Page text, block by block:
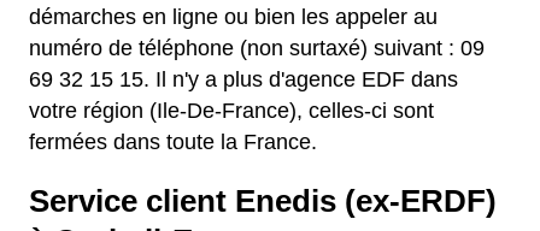
démarches en ligne ou bien les appeler au
numéro de téléphone (non surtaxé) suivant : 09
69 32 15 15. Il n'y a plus d'agence EDF dans
votre région (Ile-De-France), celles-ci sont
fermées dans toute la France.
Service client Enedis (ex-ERDF)